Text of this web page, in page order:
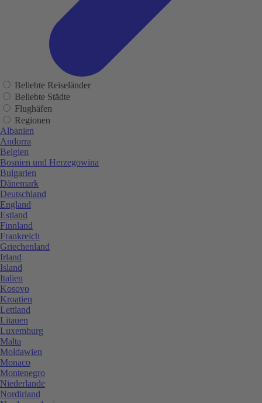
Beliebte Reiseländer
Beliebte Städte
Flughäfen
Regionen
Albanien
Andorra
Belgien
Bosnien und Herzegowina
Bulgarien
Dänemark
Deutschland
England
Estland
Finnland
Frankreich
Griechenland
Irland
Island
Italien
Kosovo
Kroatien
Lettland
Litauen
Luxemburg
Malta
Moldawien
Monaco
Montenegro
Niederlande
Nordirland